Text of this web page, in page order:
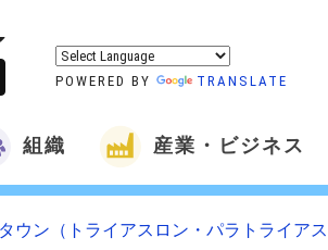
POWERED BY TRANSLATE
組織 産業・ビジネス
ウン（トライアスロン・パラトライア